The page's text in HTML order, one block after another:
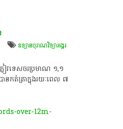
ឧទ្យានបុរាណវិទ្យាអង្គរ
ៀវ​ទេសចរ​ប្រមាណ​ ១,១​
កត់ត្រា​ក្នុង​រយៈពេល​ ៧​
over-12m-